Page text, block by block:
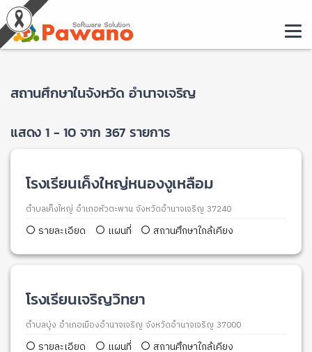
สถานศึกษาในจังหวัด อำนาจเจริญ
แสดง 1 - 10 จาก 367 รายการ
โรงเรียนเค็งใหญ่หนองงูเหลือม
ตำบลเค็งใหญ่ อำเภอหัวตะพาน จังหวัดอำนาจเจริญ 37240
รายละเอียด แผนที่ สถานศึกษาใกล้เคียง
โรงเรียนเจริญวิทยา
ตำบลบุ่ง อำเภอเมืองอำนาจเจริญ จังหวัดอำนาจเจริญ 37000
รายละเอียด แผนที่ สถานศึกษาใกล้เคียง